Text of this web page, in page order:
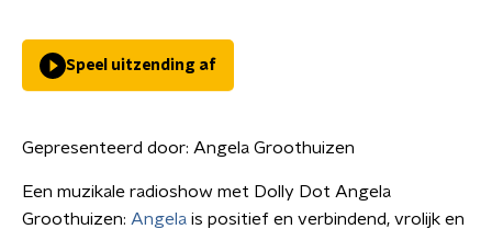
Speel uitzending af
Gepresenteerd door: Angela Groothuizen
Een muzikale radioshow met Dolly Dot Angela
Groothuizen: Angela is positief en verbindend, vrolijk en